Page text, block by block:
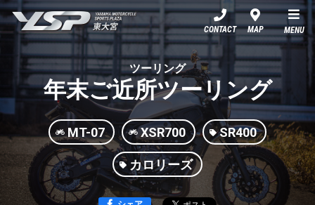
YSP東大宮
CONTACT MAP MENU
ツーリング
年末ご近所ツーリング
MT-07 XSR700 SR400
カロリーズ